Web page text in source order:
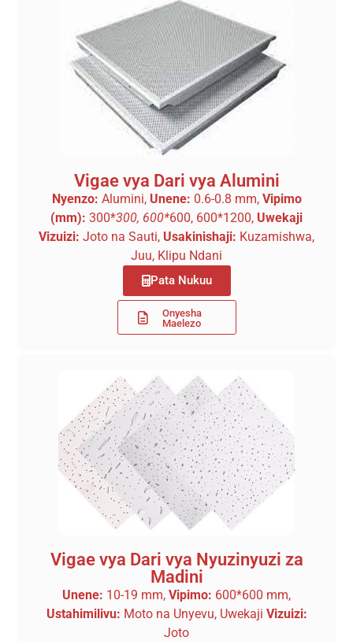
Vigae vya Dari vya Alumini
Nyenzo: Alumini, Unene: 0.6-0.8 mm, Vipimo
(mm): 300*300, 600*600, 600*1200, Uwekaji
Vizuizi: Joto na Sauti, Usakinishaji: Kuzamishwa,
Juu, Klipu Ndani
Pata Nukuu
Onyesha
Maelezo
Vigae vya Dari vya Nyuzinyuzi za
Madini
Unene: 10-19 mm, Vipimo: 600*600 mm,
Ustahimilivu: Moto na Unyevu, Uwekaji Vizuizi:
Joto